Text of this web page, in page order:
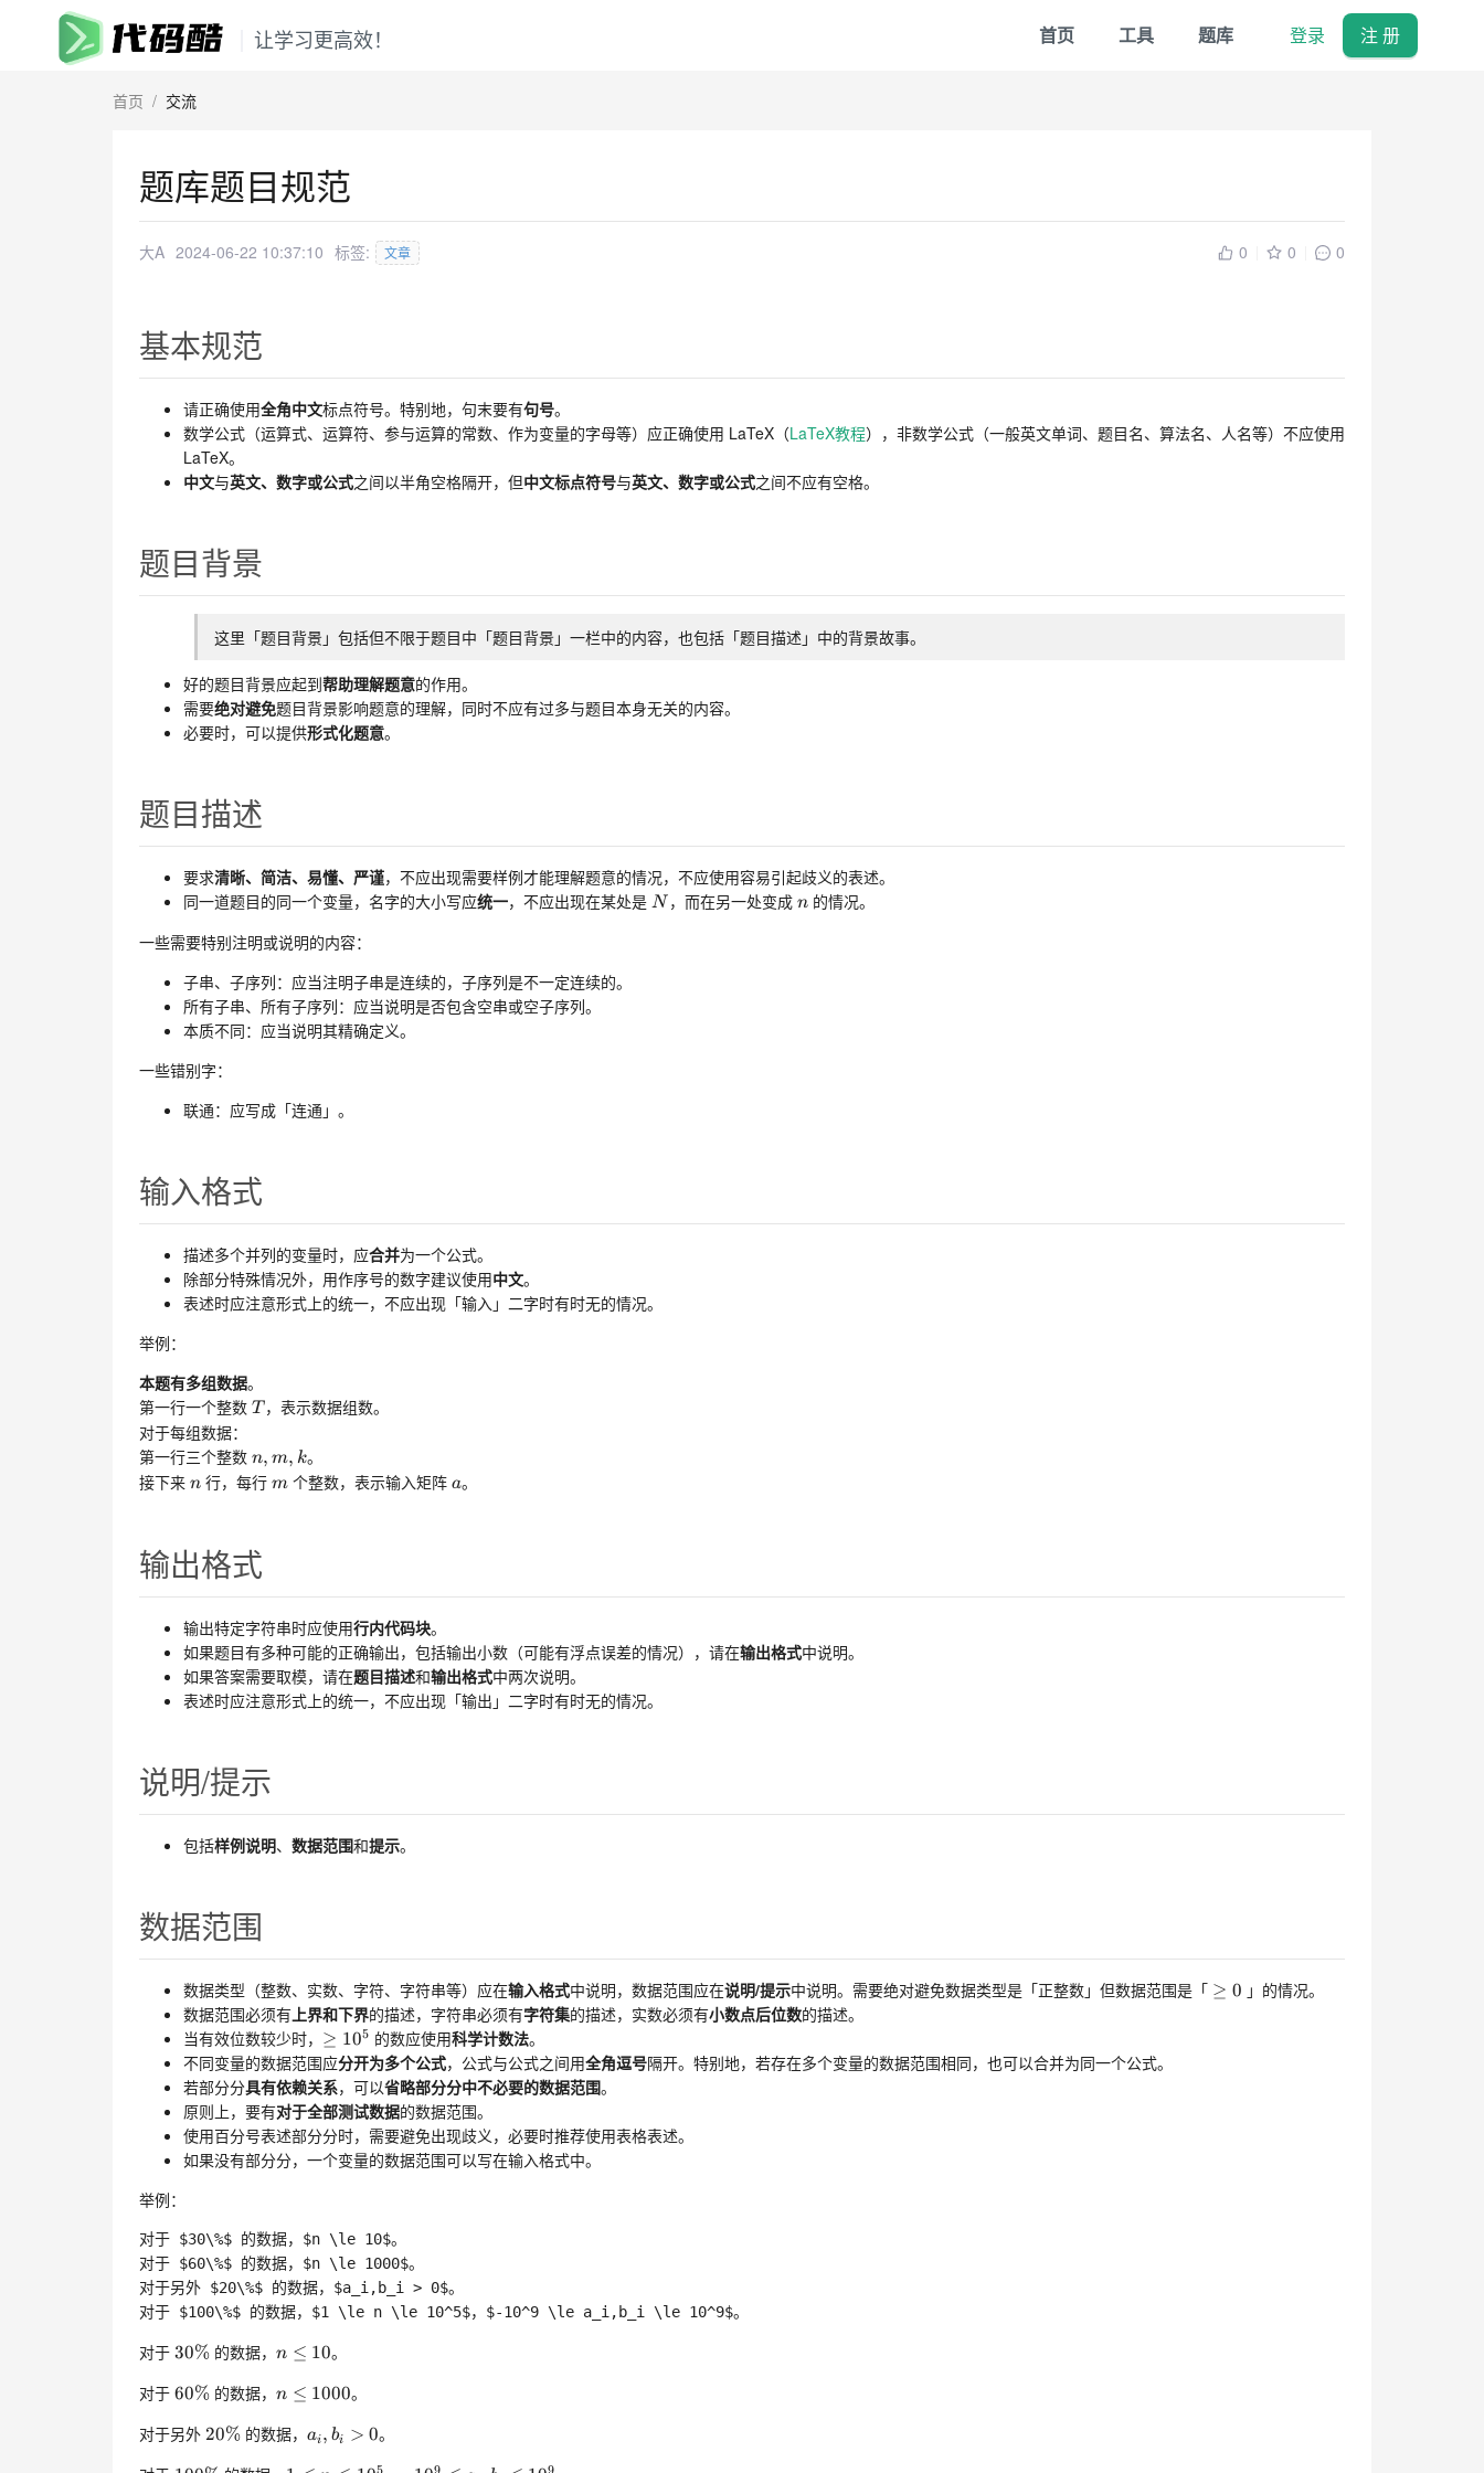
让学习更高效！ 首页 工具 题库 登录 注 册
首页 / 交流
题库题目规范
大A 2024-06-22 10:37:10 标签: 文章 0 0 0
基本规范
请正确使用全角中文标点符号。特别地，句末要有句号。
数学公式（运算式、运算符、参与运算的常数、作为变量的字母等）应正确使用 LaTeX（LaTeX教程），非数学公式（一般英文单词、题目名、算法名、人名等）不应使用
LaTeX。
中文与英文、数字或公式之间以半角空格隔开，但中文标点符号与英文、数字或公式之间不应有空格。
题目背景
这里「题目背景」包括但不限于题目中「题目背景」一栏中的内容，也包括「题目描述」中的背景故事。
好的题目背景应起到帮助理解题意的作用。
需要绝对避免题目背景影响题意的理解，同时不应有过多与题目本身无关的内容。
必要时，可以提供形式化题意。
题目描述
要求清晰、简洁、易懂、严谨，不应出现需要样例才能理解题意的情况，不应使用容易引起歧义的表述。
同一道题目的同一个变量，名字的大小写应统一，不应出现在某处是 NN
N ，而在另一处变成 nn
n的情况。
一些需要特别注明或说明的内容：
子串、子序列：应当注明子串是连续的，子序列是不一定连续的。
所有子串、所有子序列：应当说明是否包含空串或空子序列。
本质不同：应当说明其精确定义。
一些错别字：
联通：应写成「连通」。
输入格式
描述多个并列的变量时，应合并为一个公式。
除部分特殊情况外，用作序号的数字建议使用中文。
表述时应注意形式上的统一，不应出现「输入」二字时有时无的情况。
举例：
本题有多组数据。
第一行一个整数 TT
T ，表示数据组数。
对于每组数据：
第一行三个整数 n, m,k n,m,k
n, m, k。
接下来 nn
n 行，每行 mm
m 个整数，表示输入矩阵 aa
a。
输出格式
输出特定字符串时应使用行内代码块。
如果题目有多种可能的正确输出，包括输出小数（可能有浮点误差的情况），请在输出格式中说明。
如果答案需要取模，请在题目描述和输出格式中两次说明。
表述时应注意形式上的统一，不应出现「输出」二字时有时无的情况。
说明/提示
包括样例说明、 数据范围和提示。
数据范围
数据类型（整数、实数、字符、字符串等）应在输入格式中说明，数据范围应在说明/提示中说明。需要绝对避免数据类型是「正整数」但数据范围是「 ≥ 0\ge0
≥ 0 」的情况。
数据范围必须有上界和下界的描述，字符串必须有字符集的描述，实数必须有小数点后位数的描述。
当有效位数较少时， ≥ 105\ge10^5
≥ 105 的数应使用科学计数法。
不同变量的数据范围应分开为多个公式，公式与公式之间用全角逗号隔开。特别地，若存在多个变量的数据范围相同，也可以合并为同一个公式。
若部分分具有依赖关系，可以省略部分分中不必要的数据范围。
原则上，要有对于全部测试数据的数据范围。
使用百分号表述部分分时，需要避免出现歧义，必要时推荐使用表格表述。
如果没有部分分，一个变量的数据范围可以写在输入格式中。
举例：
对于 $30\%$ 的数据，$n \le 10$。
对于 $60\%$ 的数据，$n \le 1000$。
对于另外 $20\%$ 的数据，$a_i,b_i > 0$。
对于 30% 30\%
30% 的数据， n≤10n
10
n ≤ 10。
对于 60% 60\%
60% 的数据， n≤1000n
1000
n ≤ 1000。
对于另外 20% 20\%
20% 的数据， ai, bi >0 a_i,b_i
ai, bi > 0。
5 9 9